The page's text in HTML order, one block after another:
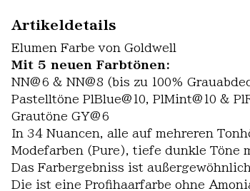
Artikeldetails
Elumen Farbe von Goldwell
Mit 5 neuen Farbtönen:
NN@6 & NN@8 (bis zu 100%
Pastelltöne PlBlue@10, PlMint@10 &
Grautöne GY@6
In 34 Nuancen, alle auf mehreren
Modefarben (Pure), tiefe dunkle Töne
Das Farbergebniss ist
Die ist eine Profihaarfarbe ohne